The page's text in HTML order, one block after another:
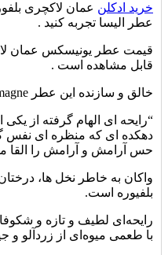
خرید ادکلن عمان لاکچری
عطر الیسا تجربه کنید .
قیمت عطر یونیسکس عمان
قابل مشاهده است .
خالق و سازنده این عطر Marie Salamagne نام دارد .
“رایحه ای الهام گرفته از یکی
دهکده ای که منظره ای نفس
حس آرامش و آرامش را القا
واکان به خاطر نخل ها،
بلفیوره است.
رایحه‌ای لطیف و تازه و
با طعمی میوه‌ای از زردآلو